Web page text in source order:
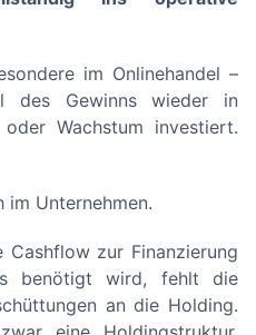
im Onlinehandel –
des Gewinns wieder in
Wachstum investiert.
Unternehmen.
Cashflow zur Finanzierung
benötigt wird, fehlt die
an die Holding.